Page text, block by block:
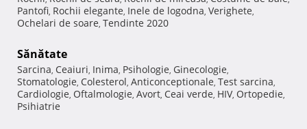
Pantofi, Rochii elegante, Inele de logodna, Verighete,
Ochelari de soare, Tendinte 2020
Sănătate
Sarcina, Ceaiuri, Inima, Psihologie, Ginecologie,
Stomatologie, Colesterol, Anticonceptionale, Test sarcina,
Cardiologie, Oftalmologie, Avort, Ceai verde, HIV, Ortopedie,
Psihiatrie